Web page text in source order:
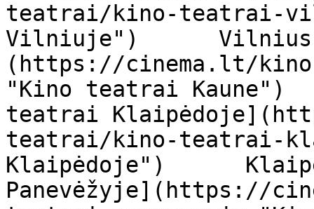
teatrai/kino-teatrai-
Vilniuje")      Vilnius
(https://cinema.lt/
"Kino teatrai
teatrai
teatrai/kino-teatrai-
Klaipėdoje")
Panevėžyje](https://